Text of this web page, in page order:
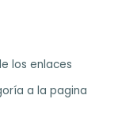
los enlaces
a la pagina